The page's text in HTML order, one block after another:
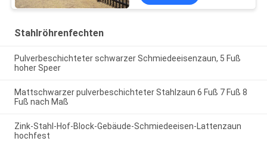
Stahlröhrenfechten
Pulverbeschichteter schwarzer Schmiedeeisenzaun, 5 Fuß
hoher Speer
Mattschwarzer pulverbeschichteter Stahlzaun 6 Fuß 7 Fuß 8
Fuß nach Maß
Zink-Stahl-Hof-Block-Gebäude-Schmiedeeisen-Lattenzaun
hochfest